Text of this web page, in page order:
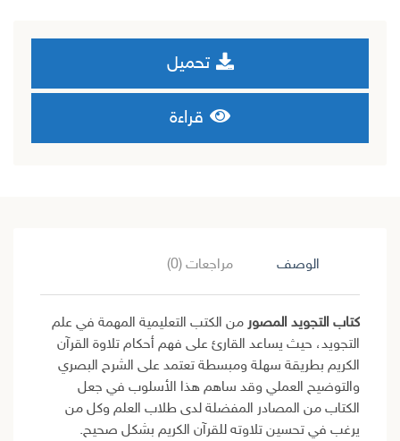
تحميل
قراءة
الوصف مراجعات (0)
كتاب التجويد المصور من الكتب التعليمية المهمة في علم
التجويد، حيث يساعد القارئ على فهم أحكام تلاوة القرآن
الكريم بطريقة سهلة ومبسطة تعتمد على الشرح البصري
والتوضيح العملي وقد ساهم هذا الأسلوب في جعل
الكتاب من المصادر المفضلة لدى طلاب العلم وكل من
يرغب في تحسين تلاوته للقرآن الكريم بشكل صحيح.